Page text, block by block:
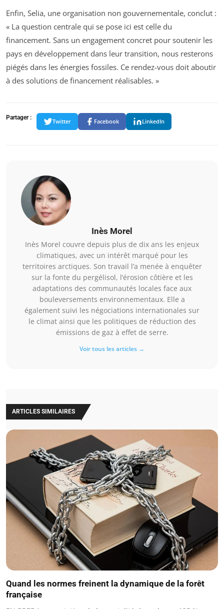
Enfin, Selia, une organisation non gouvernementale, conclut :
« La question centrale qui se pose ici est celle du
financement. Sans un engagement concret pour soutenir les
pays en développement dans leur transition, nous resterons
piégés dans les énergies fossiles. Ce rendez-vous doit aboutir
à des solutions de financement réalisables. »
Partager :
Twitter Facebook LinkedIn
Inès Morel
Inès Morel couvre depuis plus de dix ans les enjeux
climatiques, avec un intérêt marqué pour les
territoires arctiques. Son travail l’a menée à enquêter
sur la fonte du pergélisol, l’érosion côtière et les
adaptations des communautés locales face aux
bouleversements environnementaux. Elle a
également suivi les négociations internationales sur
le climat ainsi que les politiques de réduction des
émissions de gaz à effet de serre.
Voir tous les articles →
ARTICLES SIMILAIRES
Quand les normes freinent la dynamique de la forêt
française